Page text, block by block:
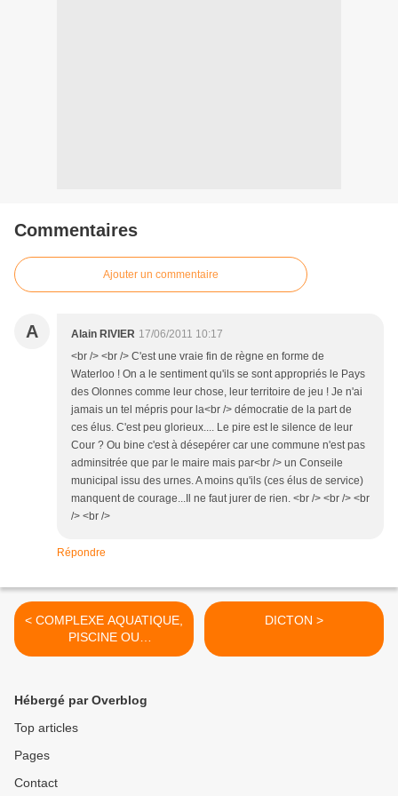
Commentaires
Ajouter un commentaire
A Alain RIVIER 17/06/2011 10:17
<br /> <br /> C'est une vraie fin de règne en forme de
Waterloo ! On a le sentiment qu'ils se sont appropriés le Pays
des Olonnes comme leur chose, leur territoire de jeu ! Je n'ai
jamais un tel mépris pour la<br /> démocratie de la part de
ces élus. C'est peu glorieux.... Le pire est le silence de leur
Cour ? Ou bine c'est à désepérer car une commune n'est pas
adminsitrée que par le maire mais par<br /> un Conseile
municipal issu des urnes. A moins qu'ils (ces élus de service)
manquent de courage...Il ne faut jurer de rien. <br /> <br /> <br
/> <br />
Répondre
< COMPLEXE AQUATIQUE,
PISCINE OU
PATAUGEOIRE POLITIQUE
DICTON >
Hébergé par Overblog
Top articles
Pages
Contact